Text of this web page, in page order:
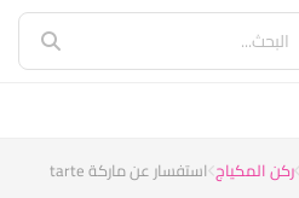
ركن المكياج استفسار عن ماركة tarte